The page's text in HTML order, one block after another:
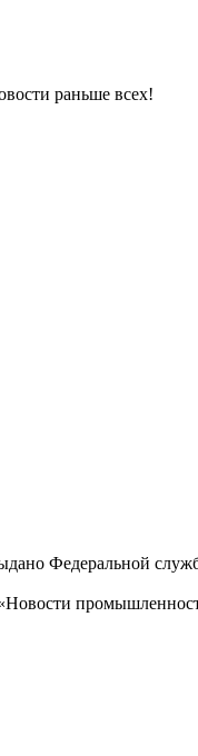
раньше всех!
Федеральной